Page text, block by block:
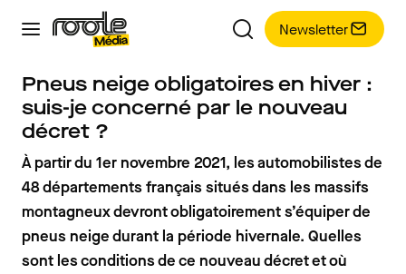
Newsletter
Pneus neige obligatoires en hiver :
suis-je concerné par le nouveau
décret ?
À partir du 1er novembre 2021, les automobilistes de
48 départements français situés dans les massifs
montagneux devront obligatoirement s’équiper de
pneus neige durant la période hivernale. Quelles
sont les conditions de ce nouveau décret et où